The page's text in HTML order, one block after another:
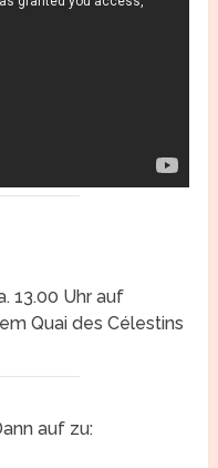
13.00 Uhr auf
Quai des Célestins
auf zu: